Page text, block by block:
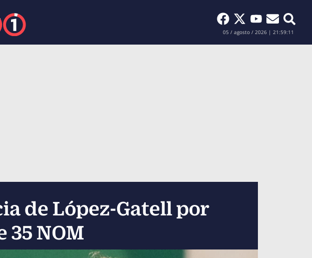
Buscar
05 / agosto / 2026 | 21:59:13
de López-Gatell por
35 NOM